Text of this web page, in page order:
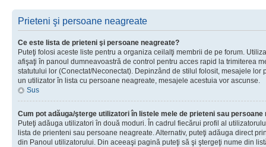
Prieteni şi persoane neagreate
Ce este lista de prieteni şi persoane neagreate?
Puteţi folosi aceste liste pentru a organiza ceilalţi membrii de pe forum.
afişaţi în panoul dumneavoastră de control pentru acces rapid la trimiterea
statutului lor (Conectat/Neconectat). Depinzând de stilul folosit, mesajele lor
un utilizator în lista cu persoane neagreate, mesajele acestuia vor ascunse.
Sus
Cum pot adăuga/şterge utilizatori în listele mele de prieteni sau persoane
Puteţi adăuga utilizatori în două moduri. În cadrul fiecărui profil al
lista de prienteni sau persoane neagreate. Alternativ, puteţi adăuga direct
din Panoul utilizatorului. Din aceeaşi pagină puteţi să şi ştergeţi nume din